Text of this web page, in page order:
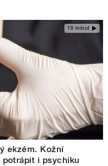
19 minut
ekzém. Kožní
i psychiku